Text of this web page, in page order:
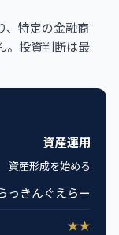
、特定の金融商
。投資判断は最
資産運用
資産形成を始める
っきんぐえらー
★★